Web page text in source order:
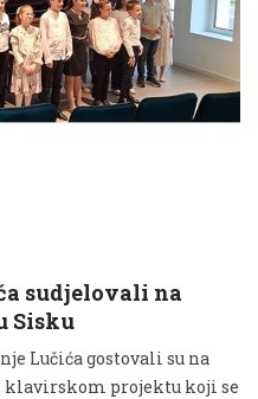
sudjelovali na
Sisku
Lučića gostovali su na
klavirskom projektu koji se